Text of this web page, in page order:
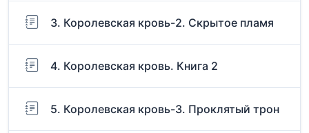
3. Королевская кровь-2. Скрытое пламя
4. Королевская кровь. Книга 2
5. Королевская кровь-3. Проклятый трон